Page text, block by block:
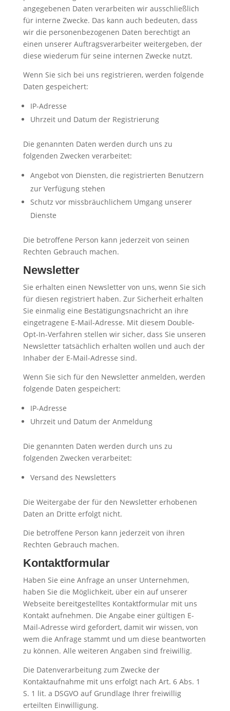
angegebenen Daten verarbeiten wir ausschließlich
für interne Zwecke. Das kann auch bedeuten, dass
wir die personenbezogenen Daten berechtigt an
einen unserer Auftragsverarbeiter weitergeben, der
diese wiederum für seine internen Zwecke nutzt.
Wenn Sie sich bei uns registrieren, werden folgende
Daten gespeichert:
IP-Adresse
Uhrzeit und Datum der Registrierung
Die genannten Daten werden durch uns zu
folgenden Zwecken verarbeitet:
Angebot von Diensten, die registrierten Benutzern
zur Verfügung stehen
Schutz vor missbräuchlichem Umgang unserer
Dienste
Die betroffene Person kann jederzeit von seinen
Rechten Gebrauch machen.
Newsletter
Sie erhalten einen Newsletter von uns, wenn Sie sich
für diesen registriert haben. Zur Sicherheit erhalten
Sie einmalig eine Bestätigungsnachricht an ihre
eingetragene E-Mail-Adresse. Mit diesem Double-
Opt-In-Verfahren stellen wir sicher, dass Sie unseren
Newsletter tatsächlich erhalten wollen und auch der
Inhaber der E-Mail-Adresse sind.
Wenn Sie sich für den Newsletter anmelden, werden
folgende Daten gespeichert:
IP-Adresse
Uhrzeit und Datum der Anmeldung
Die genannten Daten werden durch uns zu
folgenden Zwecken verarbeitet:
Versand des Newsletters
Die Weitergabe der für den Newsletter erhobenen
Daten an Dritte erfolgt nicht.
Die betroffene Person kann jederzeit von ihren
Rechten Gebrauch machen.
Kontaktformular
Haben Sie eine Anfrage an unser Unternehmen,
haben Sie die Möglichkeit, über ein auf unserer
Webseite bereitgestelltes Kontaktformular mit uns
Kontakt aufnehmen. Die Angabe einer gültigen E-
Mail-Adresse wird gefordert, damit wir wissen, von
wem die Anfrage stammt und um diese beantworten
zu können. Alle weiteren Angaben sind freiwillig.
Die Datenverarbeitung zum Zwecke der
Kontaktaufnahme mit uns erfolgt nach Art. 6 Abs. 1
S. 1 lit. a DSGVO auf Grundlage Ihrer freiwillig
erteilten Einwilligung.